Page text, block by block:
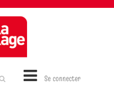
Se connecter